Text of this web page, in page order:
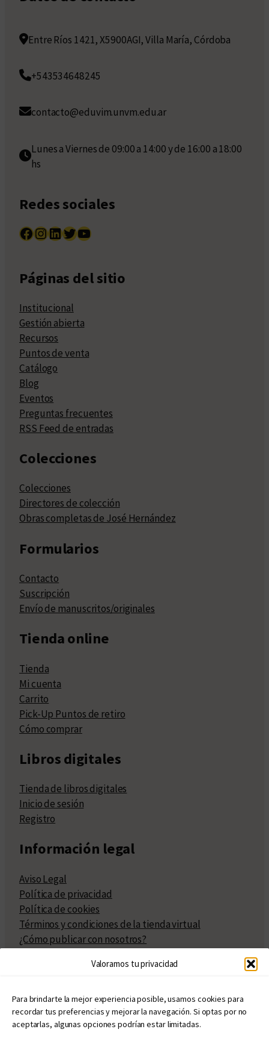
Valoramos tu privacidad
Para brindarte la mejor experiencia posible, usamos cookies para
recordar tus preferencias y mejorar la navegación. Si optas por no
aceptarlas, algunas opciones podrían estar limitadas.
Entre Ríos 1421, X5900AGI, Villa María, Córdoba
+543534648245
contacto@eduvim.unvm.edu.ar
Lunes a Viernes de 09:00 a 14:00 y de 16:00 a 18:00
hs
Redes sociales
Facebook InstagramLinkedIn Twitter YouTube
Páginas del sitio
Institucional
Gestión abierta
Recursos
Puntos de venta
Catálogo
Blog
Eventos
Preguntas frecuentes
RSS Feed de entradas
Colecciones
Colecciones
Directores de colección
Obras completas de José Hernández
Formularios
Contacto
Suscripción
Envío de manuscritos/originales
Tienda online
Tienda
Mi cuenta
Carrito
Pick-Up Puntos de retiro
Cómo comprar
Libros digitales
Tienda de libros digitales
Inicio de sesión
Registro
Información legal
Aviso Legal
Política de privacidad
Política de cookies
Términos y condiciones de la tienda virtual
¿Cómo publicar con nosotros?
Políticas de publicación
Políticas de coedición
Atribuciones